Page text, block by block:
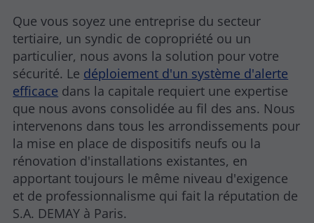
Que vous soyez une entreprise du secteur
tertiaire, un syndic de copropriété ou un
particulier, nous avons la solution pour votre
sécurité. Le déploiement d'un système d'alerte
efficace dans la capitale requiert une expertise
que nous avons consolidée au fil des ans. Nous
intervenons dans tous les arrondissements pour
la mise en place de dispositifs neufs ou la
rénovation d'installations existantes, en
apportant toujours le même niveau d'exigence
et de professionnalisme qui fait la réputation de
S.A. DEMAY à Paris.